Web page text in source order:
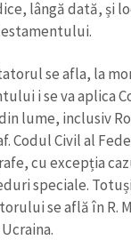
lângă dată, și
se afla, la
i se va aplica
lume, inclusiv
Codul Civil al
cu excepția
speciale.
se află în R.